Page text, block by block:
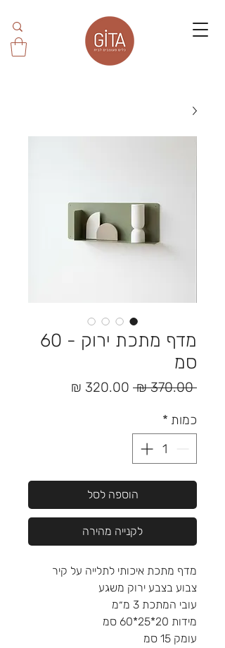
מדף מתכת ירוק - 60
סמ
‏370.00 ‏₪
מחיר
כמות *
הוספה לסל
לקנייה מהירה
מדף מתכת איכותי לתלייה על קיר
צבוע בצבע ירוק משגע
עובי המתכת 3 מ״מ
מידות 20*25*60 סמ
עומק 15 סמ